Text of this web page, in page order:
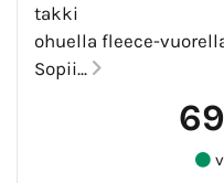
takki
ohuella fleece-
Sopii...